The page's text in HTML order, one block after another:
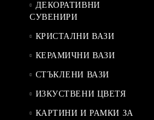
ДЕКОРАТИВНИ
СУВЕНИРИ
КРИСТАЛНИ ВАЗИ
КЕРАМИЧНИ ВАЗИ
СТЪКЛЕНИ ВАЗИ
ИЗКУСТВЕНИ ЦВЕТЯ
КАРТИНИ И РАМКИ ЗА